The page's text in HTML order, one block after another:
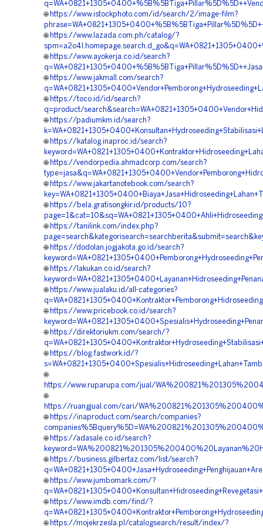
🌐 https://www.istockphoto.com/id/search/2/image-film?
🌐 https://www.lazada.com.ph/catalog/?
🌐 https://www.ayokerja.co.id/search?
🌐 https://www.jakmall.com/search?
🌐 https://toco.id/id/search?
q=product/
🌐 https://padiumkm.id/search?
🌐 https://katalog.inaproc.id/search?
🌐 https://vendorpedia.ahmadcorp.com/search?
🌐 https://www.jakartanotebook.com/search?
🌐 https://bela.gratisongkir.id/products/10?
🌐 https://tanilink.com/index.php?
🌐 https://dodolan.jogjakota.go.id/search?
🌐 https://lakukan.co.id/search?
🌐 https://www.jualaku.id/all-categories?
🌐 https://www.pricebook.co.id/search?
🌐 https://direktoriukm.com/search/?
🌐 https://blog.fastwork.id/?
🌐
https://www.ruparupa.com/jual/
🌐
https://ruangjual.com/cari/
🌐 https://inaproduct.com/search/companies?
🌐 https://adasale.co.id/search?
🌐 https://business.gilbertaz.com/list/search?
🌐 https://www.jumbomark.com/?
🌐 https://www.imdb.com/find/?
🌐 https://mojekrzesla.pl/catalogsearch/result/index/?